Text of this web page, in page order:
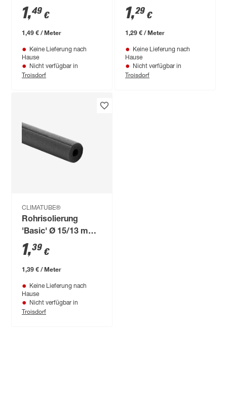
Dämmstärke
vorgeschlitzt, 1 m
1,49 €
1,49 € / Meter
Keine Lieferung nach
Hause
Nicht verfügbar in
Troisdorf
Dämmstärke
vorgeschlitzt, 1 m
1,29 €
1,29 € / Meter
Keine Lieferung nach
Hause
Nicht verfügbar in
Troisdorf
CLIMATUBE®
Rohrisolierung
'Basic' Ø 15/13 mm
Dämmstärke
vorgeschlitzt, 1 m
1,39 €
1,39 € / Meter
Keine Lieferung nach
Hause
Nicht verfügbar in
Troisdorf